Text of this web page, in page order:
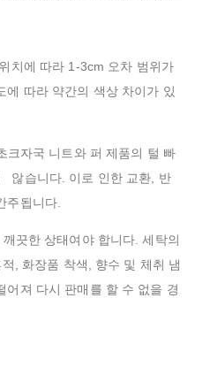
치에 따라 1-3cm 오차 범위가
에 따라 약간의 색상 차이가 있
크자국 니트와 퍼 제품의 털 빠
않습니다. 이로 인한 교환, 반
주됩니다.
끗한 상태여야 합니다. 세탁의
, 화장품 착색, 향수 및 체취 냄
어져 다시 판매를 할 수 없을 경